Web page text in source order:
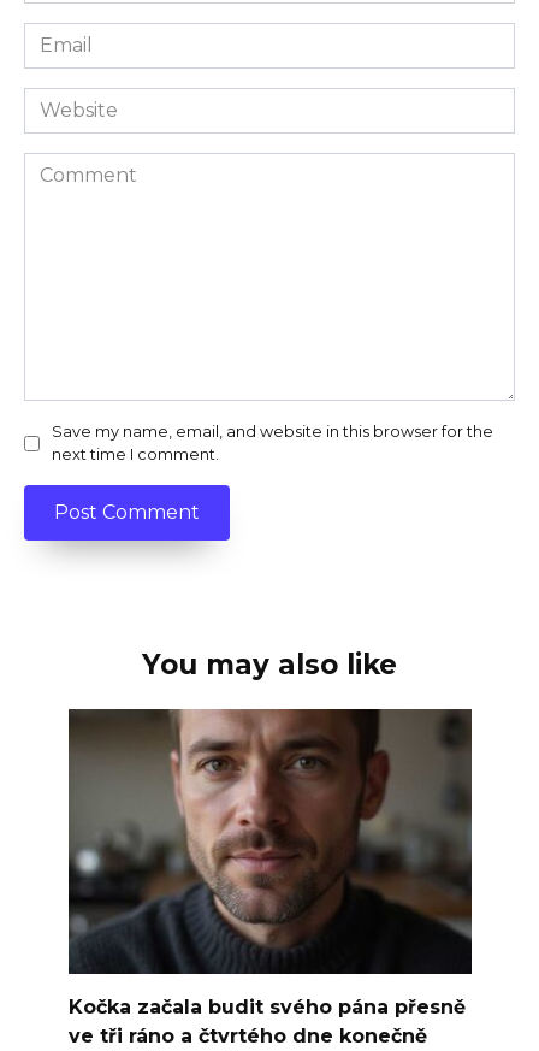
Email
*
Website
Comment
Save my name, email, and website in this browser for the
next time I comment.
You may also like
Kočka začala budit svého pána přesně
ve tři ráno a čtvrtého dne konečně